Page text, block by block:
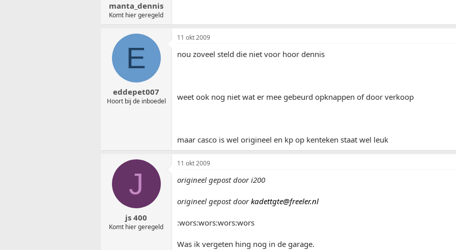
manta_dennis
Komt hier geregeld
E
eddepet007
Hoort bij de inboedel
11 okt 2009
nou zoveel steld die niet voor hoor dennis
weet ook nog niet wat er mee gebeurd opknappen of door verkoop
maar casco is wel origineel en kp op kenteken staat wel leuk
J
js 400
Komt hier geregeld
11 okt 2009
origineel gepost door i200
origineel gepost doorkadettgte@freeler.nl
:wors:wors:wors:wors
Was ik vergeten hing nog in de garage.